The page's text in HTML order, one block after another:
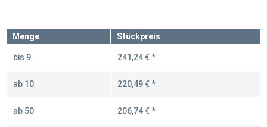
Menge Stückpreis
bis 9 241,24 € *
ab 10 220,49 € *
ab 50 206,74 € *